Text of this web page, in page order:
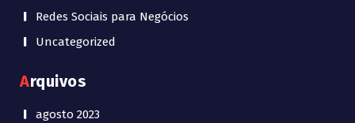
Redes Sociais para Negócios
Uncategorized
Arquivos
agosto 2023